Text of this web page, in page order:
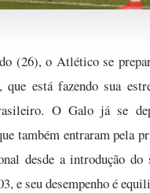
(26), o Atlético se
que está fazendo sua
O Galo já se
também entraram pela
desde a introdução do
e seu desempenho é